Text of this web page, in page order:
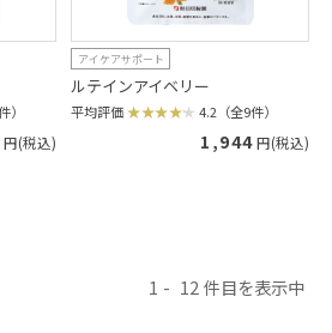
）
円(税込)
アイケアサポート
ルテインアイベリー
平均評価 4.2（全9件）
1,944 円(税込)
1 12